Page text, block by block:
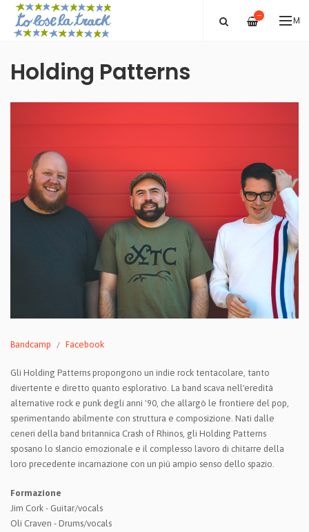
—
Holding Patterns
Bandcamp Facebook
Gli Holding Patterns propongono un indie rock tentacolare, tanto
divertente e diretto quanto esplorativo. La band scava nell'eredità
alternative rock e punk degli anni '90, che allargò le frontiere del pop,
sperimentando abilmente con struttura e composizione. Nati dalle
ceneri della band britannica Crash of Rhinos, gli Holding Patterns
sposano lo slancio emozionale e il complesso lavoro di chitarre della
loro precedente incarnazione con un più ampio senso dello spazio.
Formazione
Jim Cork - Guitar/vocals
Oli Craven - Drums/vocals